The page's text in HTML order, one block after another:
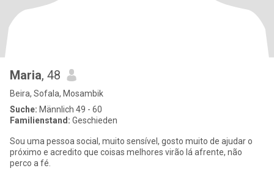
Maria, 48
Beira, Sofala, Mosambik
Suche: Männlich 49 - 60
Familienstand: Geschieden
Sou uma pessoa social, muito sensível, gosto muito de ajudar o
próximo e acredito que coisas melhores virão lá afrente, não
perco a fé.